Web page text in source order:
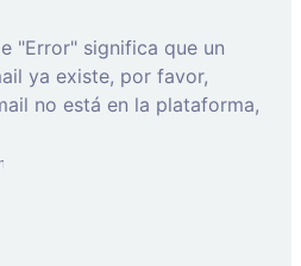
"Error" significa que un
ya existe, por favor,
no está en la plataforma,